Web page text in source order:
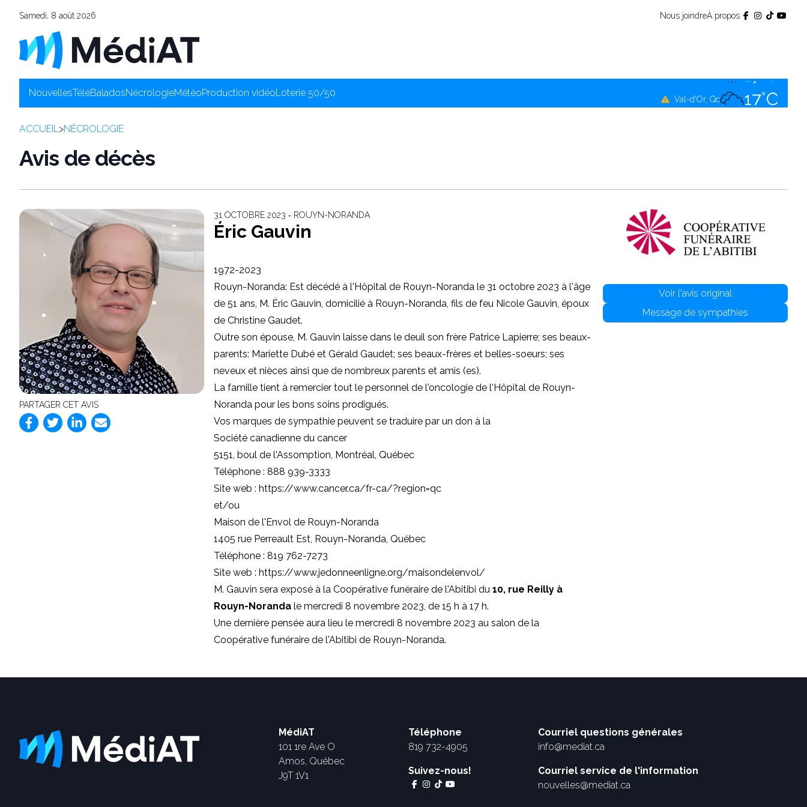
Samedi, 8 août 2026 Nous joindreÀ propos
NouvellesTéléBaladosNécrologieMétéoProduction vidéoLoterie 50/50 17°C
ACCUEIL>NÉCROLOGIE
Avis de décès
PARTAGER CET AVIS
31 OCTOBRE 2023 ‐ ROUYN-NORANDA
Éric Gauvin
1972-2023
Rouyn-Noranda: Est décédé à l'Hôpital de Rouyn-Noranda le 31 octobre 2023 à l'âge
de 51 ans, M. Éric Gauvin, domicilié à Rouyn-Noranda, fils de feu Nicole Gauvin, époux
de Christine Gaudet.
Outre son épouse, M. Gauvin laisse dans le deuil son frère Patrice Lapierre; ses beaux-
parents: Mariette Dubé et Gérald Gaudet; ses beaux-frères et belles-soeurs; ses
neveux et nièces ainsi que de nombreux parents et amis (es).
La famille tient à remercier tout le personnel de l'oncologie de l'Hôpital de Rouyn-
Noranda pour les bons soins prodigués.
Vos marques de sympathie peuvent se traduire par un don à la
Société canadienne du cancer
5151, boul de l'Assomption, Montréal, Québec
Téléphone : 888 939-3333
Site web : https://www.cancer.ca/fr-ca/?region=qc
et/ou
Maison de l'Envol de Rouyn-Noranda
1405 rue Perreault Est, Rouyn-Noranda, Québec
Téléphone : 819 762-7273
Site web : https://www.jedonneenligne.org/maisondelenvol/
M. Gauvin sera exposé à la Coopérative funéraire de l'Abitibi du 10, rue Reilly à
Rouyn-Noranda le mercredi 8 novembre 2023, de 15 h à 17 h.
Une dernière pensée aura lieu le mercredi 8 novembre 2023 au salon de la
Coopérative funéraire de l'Abitibi de Rouyn-Noranda.
Voir l'avis original
Message de sympathies
MédiAT
101 1re Ave O
Amos, Québec
J9T 1V1
Téléphone
819 732-4905
Suivez-nous!
Courriel questions générales
info@mediat.ca
Courriel service de l'information
nouvelles@mediat.ca